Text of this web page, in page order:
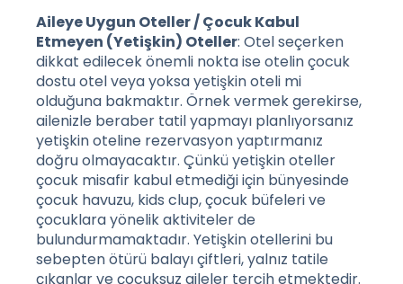
Aileye Uygun Oteller / Çocuk Kabul
Etmeyen (Yetişkin) Oteller: Otel seçerken
dikkat edilecek önemli nokta ise otelin çocuk
dostu otel veya yoksa yetişkin oteli mi
olduğuna bakmaktır. Örnek vermek gerekirse,
ailenizle beraber tatil yapmayı planlıyorsanız
yetişkin oteline rezervasyon yaptırmanız
doğru olmayacaktır. Çünkü yetişkin oteller
çocuk misafir kabul etmediği için bünyesinde
çocuk havuzu, kids clup, çocuk büfeleri ve
çocuklara yönelik aktiviteler de
bulundurmamaktadır. Yetişkin otellerini bu
sebepten ötürü balayı çiftleri, yalnız tatile
çıkanlar ve çocuksuz aileler tercih etmektedir.